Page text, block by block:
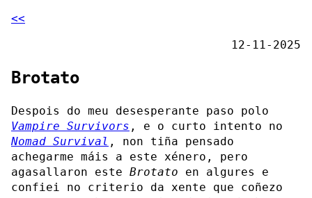
<<
12-11-2025
Brotato
Despois do meu desesperante paso polo
Vampire Survivors , e o curto intento no
Nomad Survival , non tiña pensado
achegarme máis a este xénero, pero
agasallaron este Brotato en algures e
confiei no criterio da xente que coñezo